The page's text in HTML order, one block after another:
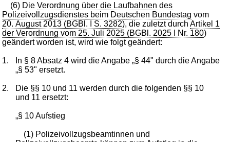
(6) DieVerordnung über die Laufbahnen des
Polizeivollzugsdienstes beim Deutschen Bundestag vom
20. August 2013 (BGBl. I S. 3282), die zuletzt durchArtikel 1
der Verordnung vom 25. Juli 2025 (BGBl. 2025 I Nr. 180)
geändert worden ist, wird wie folgt geändert:
1.
In § 8 Absatz 4 wird die Angabe „§ 44" durch die Angabe
„§ 53" ersetzt.
2.
Die §§ 10 und 11 werden durch die folgenden §§ 10
und 11 ersetzt:
„§ 10 Aufstieg
(1) Polizeivollzugsbeamtinnen und